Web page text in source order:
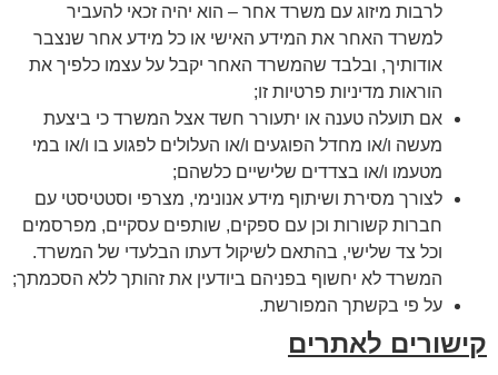
לרבות מיזוג עם משרד אחר – הוא יהיה זכאי להעביר
למשרד האחר את המידע האישי או כל מידע אחר שנצבר
אודותיך, ובלבד שהמשרד האחר יקבל על עצמו כלפיך את
הוראות מדיניות פרטיות זו;
אם תועלה טענה או יתעורר חשד אצל המשרד כי ביצעת
מעשה ו/או מחדל הפוגעים ו/או העלולים לפגוע בו ו/או במי
מטעמו ו/או בצדדים שלישיים כלשהם;
לצורך מסירת ושיתוף מידע אנונימי, מצרפי וסטטיסטי עם
חברות קשורות וכן עם ספקים, שותפים עסקיים, מפרסמים
וכל צד שלישי, בהתאם לשיקול דעתו הבלעדי של המשרד.
המשרד לא יחשוף בפניהם ביודעין את זהותך ללא הסכמתך;
על פי בקשתך המפורשת.
קישורים לאתרים